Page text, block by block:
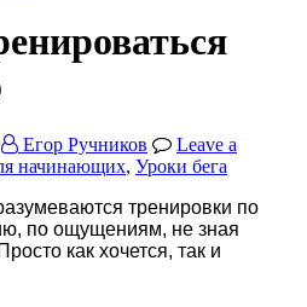
Егор Ручников
Leave a
начинающих, Уроки бега
тренировки по
по ощущениям, не зная
как хочется, так и